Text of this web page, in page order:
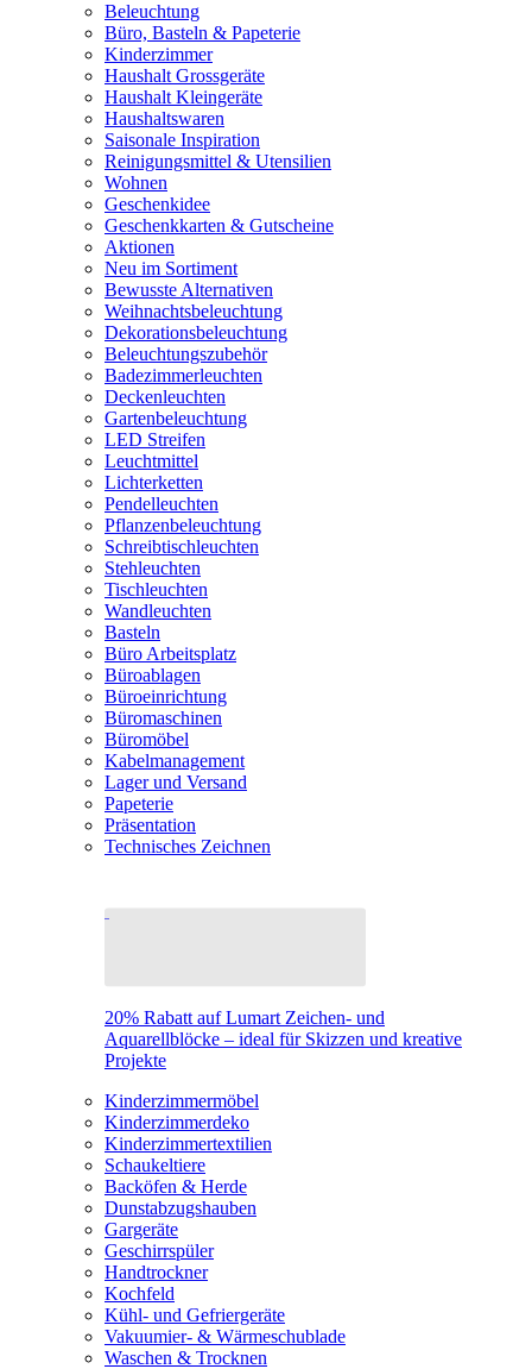
Beleuchtung
Büro, Basteln & Papeterie
Kinderzimmer
Haushalt Grossgeräte
Haushalt Kleingeräte
Haushaltswaren
Saisonale Inspiration
Reinigungsmittel & Utensilien
Wohnen
Geschenkidee
Geschenkkarten & Gutscheine
Aktionen
Neu im Sortiment
Bewusste Alternativen
Weihnachtsbeleuchtung
Dekorationsbeleuchtung
Beleuchtungszubehör
Badezimmerleuchten
Deckenleuchten
Gartenbeleuchtung
LED Streifen
Leuchtmittel
Lichterketten
Pendelleuchten
Pflanzenbeleuchtung
Schreibtischleuchten
Stehleuchten
Tischleuchten
Wandleuchten
Basteln
Büro Arbeitsplatz
Büroablagen
Büroeinrichtung
Büromaschinen
Büromöbel
Kabelmanagement
Lager und Versand
Papeterie
Präsentation
Technisches Zeichnen
20% Rabatt auf Lumart Zeichen- und
Aquarellblöcke – ideal für Skizzen und kreative
Projekte
Kinderzimmermöbel
Kinderzimmerdeko
Kinderzimmertextilien
Schaukeltiere
Backöfen & Herde
Dunstabzugshauben
Gargeräte
Geschirrspüler
Handtrockner
Kochfeld
Kühl- und Gefriergeräte
Vakuumier- & Wärmeschublade
Waschen & Trocknen